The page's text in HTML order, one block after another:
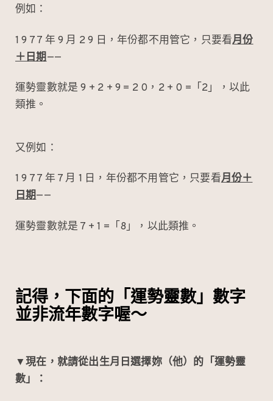
例如：
1 9 7 7 年 9 月 2 9 日，年份都不用管它，只要看月份
＋日期——
運勢靈數就是 9 + 2 + 9 = 2 0，2 + 0 =「2」，以此
類推。
又例如：
1 9 7 7 年 7 月 1 日，年份都不用管它，只要看月份＋
日期——
運勢靈數就是 7 + 1 =「8」，以此類推。
記得，下面的「運勢靈數」數字
並非流年數字喔～
▼現在，就請從出生月日選擇妳（他）的「運勢靈
數」：